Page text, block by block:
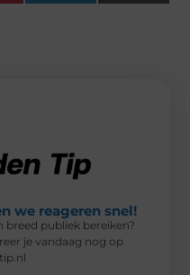
I M
we reageren snel!
breed publiek bereiken?
je vandaag nog op